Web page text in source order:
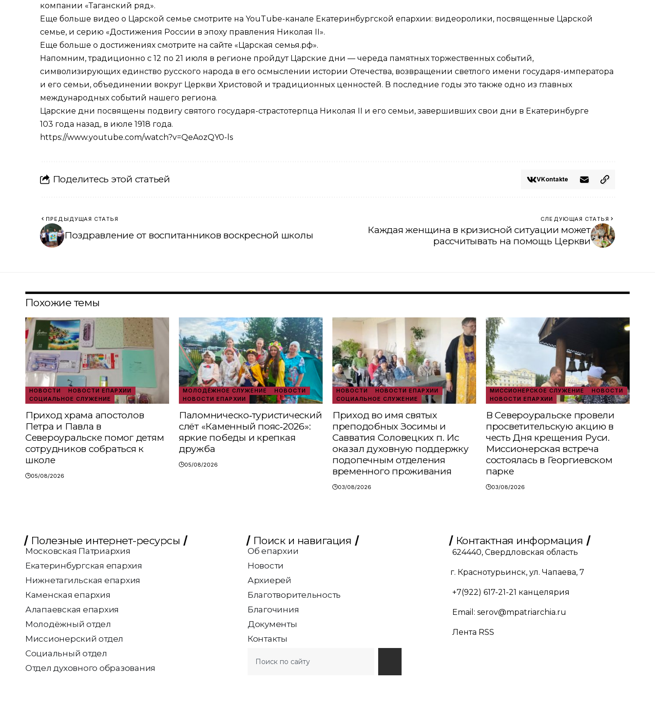
компании «Таганский ряд».
Еще больше видео о Царской семье смотрите на YouTube-канале Екатеринбургской епархии: видеоролики, посвященные Царской
семье, и серию «Достижения России в эпоху правления Николая II».
Еще больше о достижениях смотрите на сайте «Царская семья.рф».
Напомним, традиционно с 12 по 21 июля в регионе пройдут Царские дни — череда памятных торжественных событий,
символизирующих единство русского народа в его осмыслении истории Отечества, возвращении светлого имени государя-императора
и его семьи, объединении вокруг Церкви Христовой и традиционных ценностей. В последние годы это также одно из главных
международных событий нашего региона.
Царские дни посвящены подвигу святого государя-страстотерпца Николая II и его семьи, завершивших свои дни в Екатеринбурге
103 года назад, в июле 1918 года.
https://www.youtube.com/watch?v=QeAozQY0-ls
Поделитесь этой статьей VKontakte
ПРЕДЫДУЩАЯ СТАТЬЯ
Поздравление от воспитанников воскресной школы
СЛЕДУЮЩАЯ СТАТЬЯ
Каждая женщина в кризисной ситуации может
рассчитывать на помощь Церкви
Похожие темы
НОВОСТИ
НОВОСТИ ЕПАРХИИ
СОЦИАЛЬНОЕ СЛУЖЕНИЕ
Приход храма апостолов
Петра и Павла в
Североуральске помог детям
сотрудников собраться к
школе
05/08/2026
МОЛОДЁЖНОЕ СЛУЖЕНИЕ
НОВОСТИ
НОВОСТИ ЕПАРХИИ
Паломническо‑туристический
слёт «Каменный пояс‑2026»:
яркие победы и крепкая
дружба
05/08/2026
НОВОСТИ
НОВОСТИ ЕПАРХИИ
СОЦИАЛЬНОЕ СЛУЖЕНИЕ
Приход во имя святых
преподобных Зосимы и
Савватия Соловецких п. Ис
оказал духовную поддержку
подопечным отделения
временного проживания
03/08/2026
МИССИОНЕРСКОЕ СЛУЖЕНИЕ
НОВОСТИ
НОВОСТИ ЕПАРХИИ
В Североуральске провели
просветительскую акцию в
честь Дня крещения Руси.
Миссионерская встреча
состоялась в Георгиевском
парке
03/08/2026
Полезные интернет-ресурсы
Московская Патриархия
Екатеринбургская епархия
Нижнетагильская епархия
Каменская епархия
Алапаевская епархия
Молодёжный отдел
Миссионерский отдел
Социальный отдел
Отдел духовного образования
Поиск и навигация
Об епархии
Новости
Архиерей
Благотворительность
Благочиния
Документы
Контакты
Контактная информация
624440, Свердловская область
г. Краснотурьинск, ул. Чапаева, 7
+7(922) 617-21-21 канцелярия
Email: serov@mpatriarchia.ru
Лента RSS